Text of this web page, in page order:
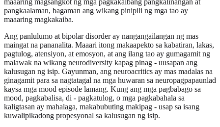
pangkaalaman, bagaman ang wikang pinipili ng mga tao ay
maaaring magkakaiba.
Ang panlulumo at bipolar disorder ay nangangailangan ng mas
maingat na pananalita. Maaari itong makaapekto sa kabatiran, lakas,
pagtulog, atensiyon, at emosyon, at ang ilang tao ay gumagamit ng
malawak na wikang neurodiversity kapag pinag - uusapan ang
kalusugan ng isip. Gayunman, ang neuroacritics ay mas madalas na
ginagamit para sa nagtatagal na mga huwaran sa neuropagpapaunlad
kaysa mga mood episode lamang. Kung ang mga pagbabago sa
mood, pagkabalisa, di - pagkatulog, o mga pagkabahala sa
kaligtasan ay mahalaga, makabubuting makipag - usap sa isang
kuwalipikadong propesyonal sa kalusugan ng isip.